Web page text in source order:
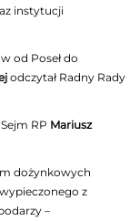
instytucji
od Poseł do
odczytał Radny Rady
RP Mariusz
dożynkowych
z
–